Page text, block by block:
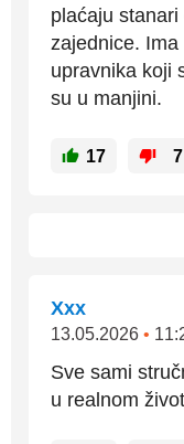
plaćaju
zajednice.
upravnika koji
su u manjini.
17 7
Xxx
13.05.2026 •
Sve sami
u realnom